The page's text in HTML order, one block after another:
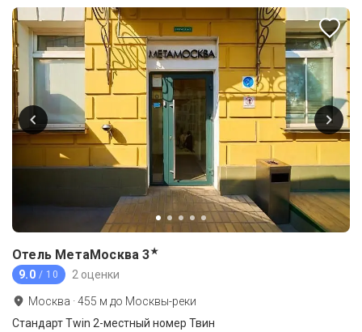
Отель МетаМосква 3★
9.0 / 10 2 оценки
Москва ·455 м до Москвы-реки
Стандарт Twin 2-местный номер Твин